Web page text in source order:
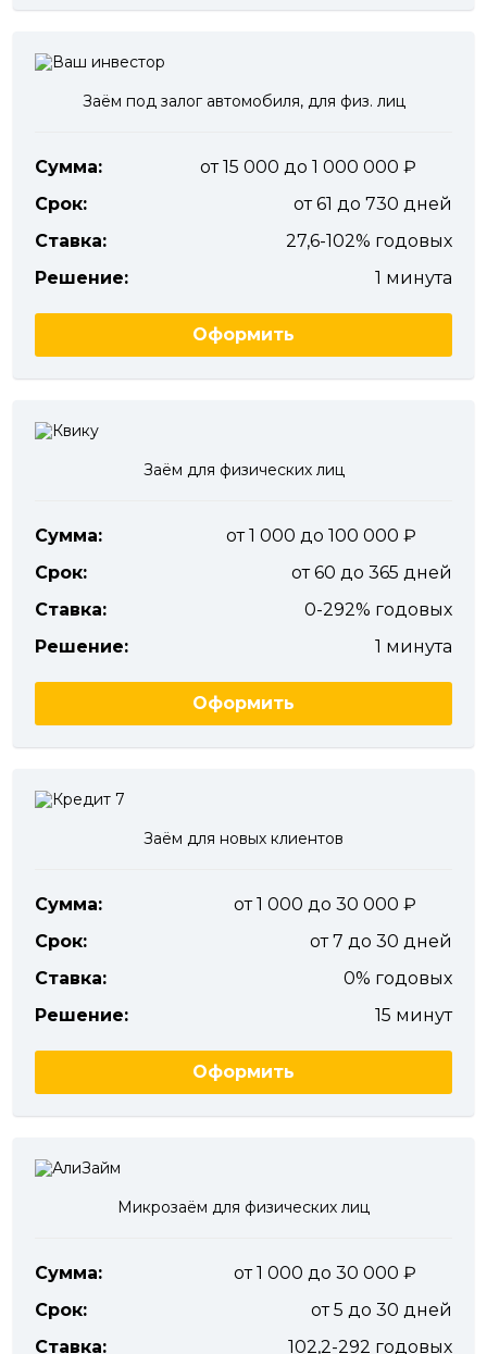
Заём под залог автомобиля, для физ. лиц
Сумма:
от 15 000 до 1 000 000
Срок:
от 61 до 730 дней
Ставка:
27,6-102% годовых
Решение:
1 минута
Оформить
Заём для физических лиц
Сумма:
от 1 000 до 100 000
Срок:
от 60 до 365 дней
Ставка:
0-292% годовых
Решение:
1 минута
Оформить
Заём для новых клиентов
Сумма:
от 1 000 до 30 000
Срок:
от 7 до 30 дней
Ставка:
0% годовых
Решение:
15 минут
Оформить
Микрозаём для физических лиц
Сумма:
от 1 000 до 30 000
Срок:
от 5 до 30 дней
Ставка:
102,2-292 годовых